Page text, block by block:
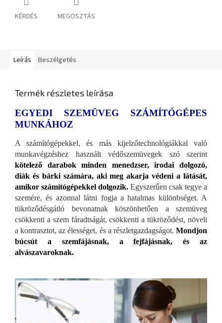
KÉRDÉS MEGOSZTÁS
Leírás Beszélgetés
Termék részletes leírása
EGYEDI SZEMÜVEG SZÁMÍTÓGÉPES
MUNKÁHOZ
A számítógépekkel, és más kijelzőtechnológiákkal való
munkavégzéshez használt védőszemüvegek szó szerint
kötelező darabok minden menedzser, irodai dolgozó,
diák és bárki számára, aki meg akarja védeni a látását,
amikor számítógépekkel dolgozik. Egyszerűen csak tegye a
szemére, és azonnal látni fogja a hatalmas különbséget. A
tükröződésgátló bevonatnak köszönhetően a szemüveg
csökkenti a szem fáradtságát, csökkenti a tükröződést, növeli
a kontrasztot, az élességet, és a részletgazdagságot. Mondjon
búcsút a szemfájásnak, a fejfájásnak, és az
alvászavaroknak.